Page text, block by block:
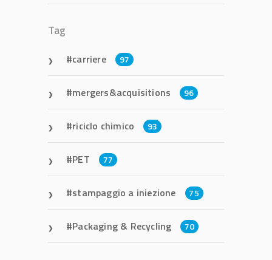
Tag
carriere 97
mergers&acquisitions 96
riciclo chimico 93
PET 77
stampaggio a iniezione 75
Packaging & Recycling 70